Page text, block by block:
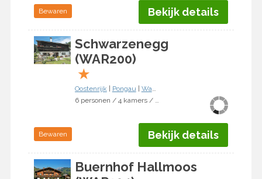
Bewaren Bekijk details
Schwarzenegg
(WAR200)
★
Oostenrijk Pongau
Wagrain
6 personen / 4 kamers / 3 slaapkamers
Bewaren Bekijk details
Buernhof Hallmoos